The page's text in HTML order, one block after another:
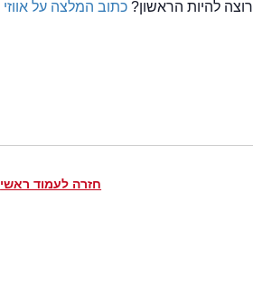
רוצה להיות הראשון?כתוב המלצה על אווזי
חזרה לעמוד ראשי